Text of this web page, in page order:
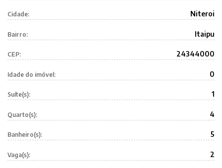
Cidade: Niteroi
Bairro: Itaipu
CEP: 24344000
Idade do imóvel: 0
Suíte(s): 1
Quarto(s): 4
Banheiro(s): 5
Vaga(s): 2